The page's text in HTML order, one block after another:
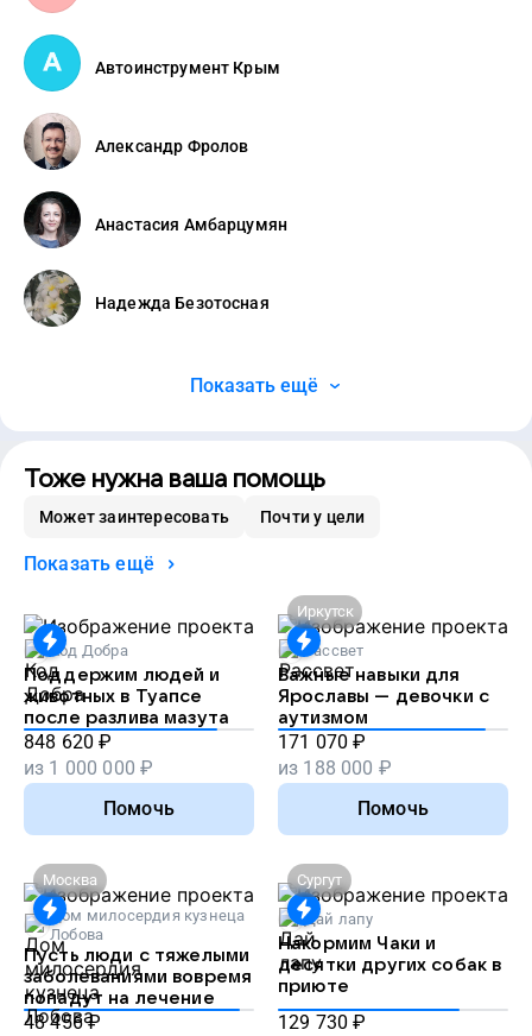
Автоинструмент Крым
Александр Фролов
Анастасия Амбарцумян
Надежда Безотосная
Показать ещё
Тоже нужна ваша помощь
Может заинтересовать Почти у цели
Показать ещё
Код Добра
Поддержим людей и
животных в Туапсе
после разлива мазута
848 620 ₽
из 1 000 000 ₽
Помочь
Иркутск
Рассвет
Важные навыки для
Ярославы — девочки с
аутизмом
171 070 ₽
из 188 000 ₽
Помочь
Москва
Дом милосердия кузнеца
Лобова
Пусть люди с тяжелыми
заболеваниями вовремя
попадут на лечение
48 456 ₽
Сургут
Дай лапу
Накормим Чаки и
десятки других собак в
приюте
129 730 ₽